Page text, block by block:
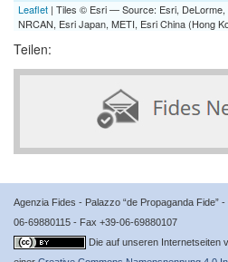
Leaflet | Tiles © Esri — Source: Esri, DeLorme,
NRCAN, Esri Japan, METI, Esri China (Hong
Teilen:
Agenzia Fides - Palazzo “de Propaganda Fide”
06-69880115 - Fax +39-06-69880107
Die auf unseren Internetseiten